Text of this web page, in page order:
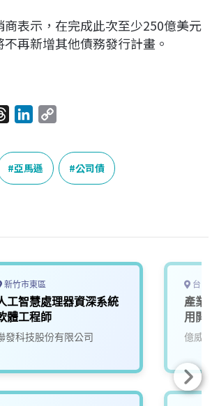
表示，在完成此次至少250億美元
再新增其他債務發行計畫。
r
e
a
n
k
e
n
y
k
亞馬遜 公司債
新竹市東區
工智慧處理器資深系統
體工程師
發科技股份有限公司
台中
產業
用開
億威電